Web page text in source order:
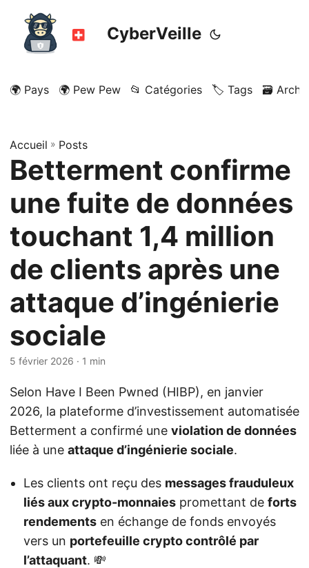
CyberVeille
🌍 Pays 🌍 Pew Pew 📂 Catégories 🏷️ Tags 🗃️
Accueil » Posts
Betterment confirme
une fuite de données
touchant 1,4 million
de clients après une
attaque d’ingénierie
sociale
5 février 2026 · 1 min
Selon Have I Been Pwned (HIBP), en janvier
2026, la plateforme d’investissement automatisée
Betterment a confirmé une violation de données
liée à une attaque d’ingénierie sociale.
Les clients ont reçu des messages frauduleux
liés aux crypto-monnaies promettant de forts
rendements en échange de fonds envoyés
vers un portefeuille crypto contrôlé par
l’attaquant. 💸